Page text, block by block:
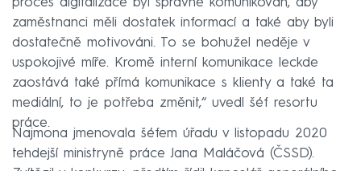
zaměstnanci měli dostatek informací a také aby byli
dostatečně motivováni. To se bohužel neděje v
uspokojivé míře. Kromě interní komunikace leckde
zaostává také přímá komunikace s klienty a také ta
mediální, to je potřeba změnit,“ uvedl šéf resortu
práce.
Najmona jmenovala šéfem úřadu v listopadu 2020
tehdejší ministryně práce Jana Maláčová (ČSSD).